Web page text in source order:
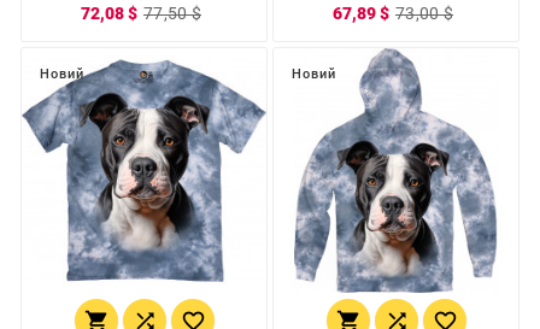
72,08 $ 77,50 $
67,89 $ 73,00 $
Новий
  
Новий
  